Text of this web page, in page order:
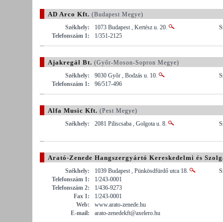
AD Arco Kft. (Budapest Megye)
Székhely:
1073 Budapest , Kertész u. 20.
Telefonszám 1:
1/351-2125
Ajakregál Bt. (Győr-Moson-Sopron Megye)
Székhely:
9030 Győr , Bodzás u. 10.
Telefonszám 1:
96/517-496
Alfa Music Kft. (Pest Megye)
Székhely:
2081 Piliscsaba , Golgota u. 8.
Arató-Zenede Hangszergyártó Kereskedelmi és
Székhely:
1039 Budapest , Pünkösdfürdő utca 18.
Telefonszám 1:
1/243-0001
Telefonszám 2:
1/436-9273
Fax 1:
1/243-0001
Web:
www.arato-zenede.hu
E-mail:
arato-zenedekft@axelero.hu